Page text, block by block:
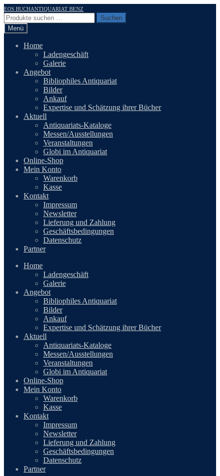
Zur
Navigation
springen
Zum
Inhalt
springen
EOS BUCHANTIQUARIAT BENZ
Suchen
nach:
Suchen
Menü
Home
Ladengeschäft
Galerie
Angebot
Bibliophiles Antiquariat
Bilder
Ankauf
Expertise und Schätzung ihrer Bücher
Aktuell
Antiquariats-Kataloge
Messen/Ausstellungen
Veranstaltungen
Globi im Antiquariat
Online-Shop
Mein Konto
Warenkorb
Kasse
Kontakt
Impressum
Newsletter
Lieferung und Zahlung
Geschäftsbedingungen
Datenschutz
Partner
Home
Ladengeschäft
Galerie
Angebot
Bibliophiles Antiquariat
Bilder
Ankauf
Expertise und Schätzung ihrer Bücher
Aktuell
Antiquariats-Kataloge
Messen/Ausstellungen
Veranstaltungen
Globi im Antiquariat
Online-Shop
Mein Konto
Warenkorb
Kasse
Kontakt
Impressum
Newsletter
Lieferung und Zahlung
Geschäftsbedingungen
Datenschutz
Partner